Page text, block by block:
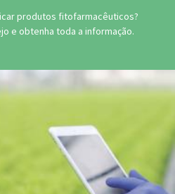
produtos fitofarmacêuticos?
e obtenha toda a informação.